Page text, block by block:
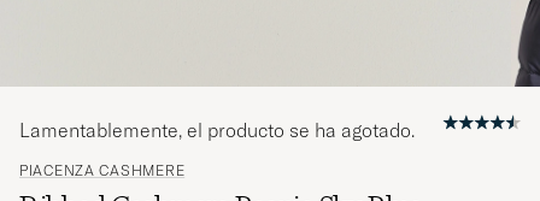
PIACENZA CASHMERE
Lamentablemente, el producto se ha agotado.